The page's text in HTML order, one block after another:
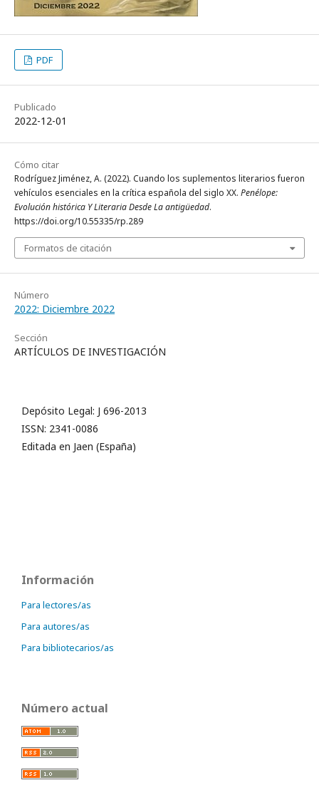
PDF
Publicado
2022-12-01
Cómo citar
Rodríguez Jiménez, A. (2022). Cuando los suplementos literarios fueron
vehículos esenciales en la crítica española del siglo XX. Penélope:
Evolución histórica Y Literaria Desde La antigüedad.
https://doi.org/10.55335/rp.289
Formatos de citación
Número
2022: Diciembre 2022
Sección
ARTÍCULOS DE INVESTIGACIÓN
Depósito Legal: J 696-2013
ISSN: 2341-0086
Editada en Jaen (España)
Información
Para lectores/as
Para autores/as
Para bibliotecarios/as
Número actual